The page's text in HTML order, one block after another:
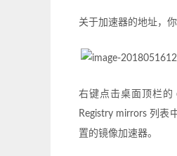
关于加速器的地址，
右键点击桌面顶栏的
Registry mirrors 列表
置的镜像加速器。